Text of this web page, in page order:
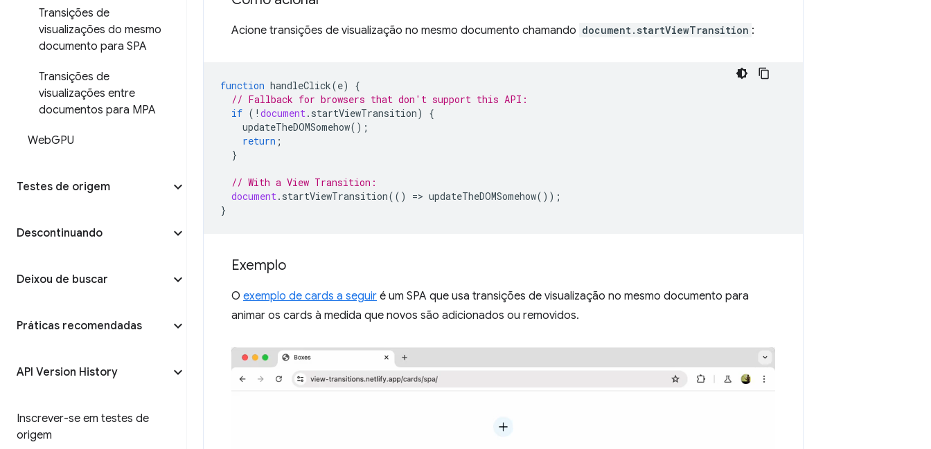
Transições de
visualizações do mesmo
documento para SPA
Transições de
visualizações entre
documentos para MPA
WebGPU
Testes de origem
Descontinuando
Deixou de buscar
Práticas recomendadas
API Version History
Inscrever-se em testes de
origem
Acione transições de visualização no mesmo documento chamando document.startViewTransition :
function handleClick(e)
{
// Fallback for browsers that don't support this API:
if ( ! document. startViewTransition)
{
updateTheDOMSomehow();
return ;
}
// With a View Transition:
document. startViewTransition(() => updateTheDOMSomehow());
}
Exemplo
O exemplo de cards a seguir é um SPA que usa transições de visualização no mesmo documento para
animar os cards à medida que novos são adicionados ou removidos.